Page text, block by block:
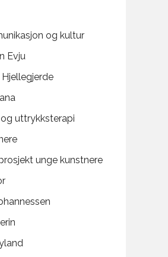
og kultur
Evju
Hjellegjerde
uttrykksterapi
unge kunstnere